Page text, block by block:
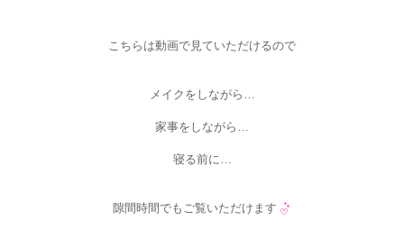
こちらは動画で見ていただけるので
メイクをしながら…
家事をしながら…
寝る前に…
隙間時間でもご覧いただけます